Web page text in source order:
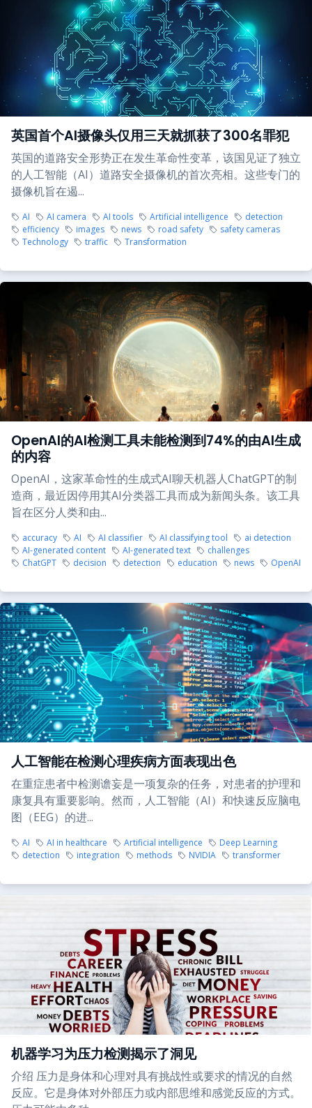
英国首个AI摄像头仅用三天就抓获了300名罪犯
英国的道路安全形势正在发生革命性变革，该国见证了独立
的人工智能（AI）道路安全摄像机的首次亮相。这些专门的
摄像机旨在遏...
AI AI camera AI tools Artificial intelligence
detection
efficiency
images news road safety
safety cameras
Technology
traffic Transformation
OpenAI的AI检测工具未能检测到74%的由AI生成
的内容
OpenAI，这家革命性的生成式AI聊天机器人ChatGPT的制
造商，最近因停用其AI分类器工具而成为新闻头条。该工具
旨在区分人类和由...
accuracy AI AI classifier AI classifying tool
ai detection
AI-generated content
AI-generated text
challenges
ChatGPT
decision detection education news OpenAI
人工智能在检测心理疾病方面表现出色
在重症患者中检测谵妄是一项复杂的任务，对患者的护理和
康复具有重要影响。然而，人工智能（AI）和快速反应脑电
图（EEG）的进...
AI AI in healthcare Artificial intelligence
Deep Learning
detection
integration methods NVIDIA transformer
机器学习为压力检测揭示了洞见
介绍 压力是身体和心理对具有挑战性或要求的情况的自然
反应。它是身体对外部压力或内部思维和感觉反应的方式。